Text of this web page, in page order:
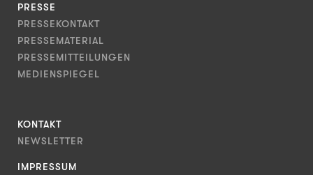
PRESSE
PRESSEKONTAKT
PRESSEMATERIAL
PRESSEMITTEILUNGEN
MEDIENSPIEGEL
KONTAKT
NEWSLETTER
IMPRESSUM